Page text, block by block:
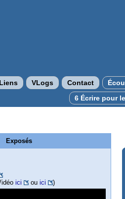
Liens VLogs Contact
6 Écrire pour
Exposés
ici ou ici )